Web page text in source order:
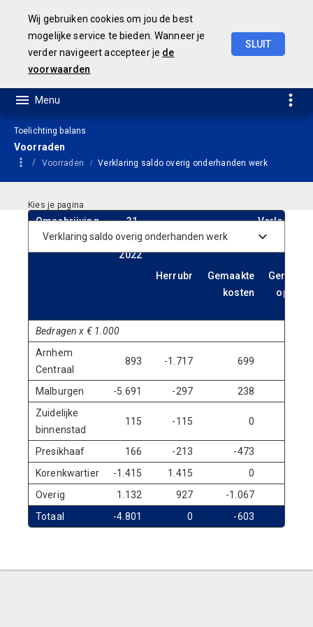
Wij gebruiken cookies om jou de best
mogelijke service te bieden. Wanneer je
verder navigeert accepteer je de
voorwaarden
SLUIT
Toelichting balans
Voorraden
Voorraden Verklaring saldo overig onderhanden werk
Omschrijving
31-
12-
2022
Verloop
Herrubr
Gemaakte
kosten
Bedragen x € 1.000
Arnhem
Centraal
893 -1.717 699
Malburgen -5.691 -297
238
Zuidelijke
binnenstad
115 -115 0
Presikhaaf 166 -213
-473
Korenkwartier
-1.415 1.415
0
Overig
1.132 927 -1.067
Totaal
-4.801 0 -603